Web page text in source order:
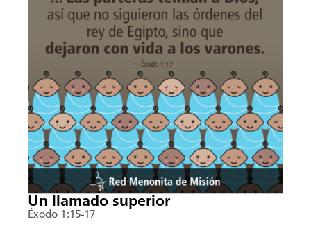
Un llamado superior
Éxodo 1:15-17